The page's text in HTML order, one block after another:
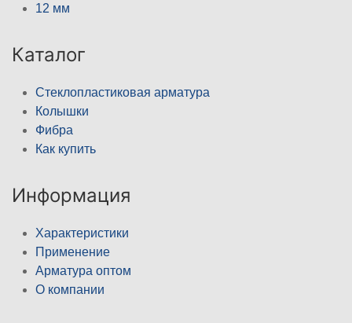
12 мм
Каталог
Стеклопластиковая арматура
Колышки
Фибра
Как купить
Информация
Характеристики
Применение
Арматура оптом
О компании